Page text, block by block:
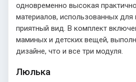
одновременно высокая
материалов, использованных для
приятный вид. В комплект
маминых и детских вещей,
дизайне, что и все три модуля.
Люлька